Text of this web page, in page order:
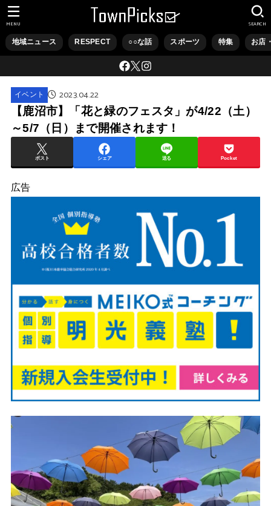
地域ニュース RESPECT ○○な話 スポーツ 特集 お店
SEARCH
MENU
イベント 2023.04.22
【鹿沼市】「花と緑のフェスタ」が4/22（土）
～5/7（日）まで開催されます！
ポスト シェア 送る Pocket
広告